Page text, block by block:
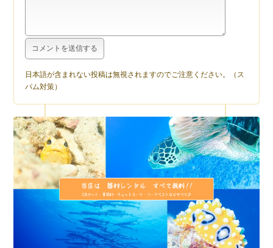
日本語が含まれない投稿は無視されますのでご注意ください。（ス
パム対策）